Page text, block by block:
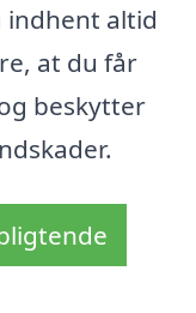
indhent altid
at du får
beskytter